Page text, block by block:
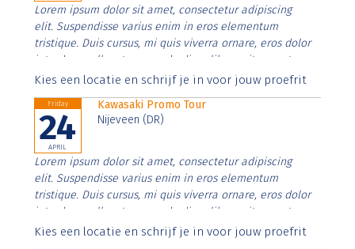
Lorem ipsum dolor sit amet, consectetur adipiscing
elit. Suspendisse varius enim in eros elementum
tristique. Duis cursus, mi quis viverra ornare, eros dolor
interdum nulla, ut commodo diam libero vitae erat.
Aenean faucibus nibh et justo cursus id rutrum lorem
Kies een locatie en schrijf je in voor jouw proefrit
Friday
24
APRIL
Kawasaki Promo Tour
Nijeveen (DR)
Lorem ipsum dolor sit amet, consectetur adipiscing
elit. Suspendisse varius enim in eros elementum
tristique. Duis cursus, mi quis viverra ornare, eros dolor
interdum nulla, ut commodo diam libero vitae erat.
Aenean faucibus nibh et justo cursus id rutrum lorem
Kies een locatie en schrijf je in voor jouw proefrit